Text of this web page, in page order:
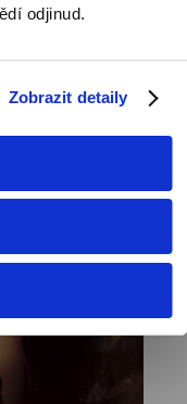
odjinud.
Zobrazit detaily